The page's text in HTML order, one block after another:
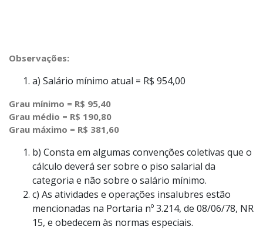
Observações:
a) Salário mínimo atual = R$ 954,00
Grau mínimo = R$ 95,40
Grau médio = R$ 190,80
Grau máximo = R$ 381,60
b) Consta em algumas convenções coletivas que o
cálculo deverá ser sobre o piso salarial da
categoria e não sobre o salário mínimo.
c) As atividades e operações insalubres estão
mencionadas na Portaria nº 3.214, de 08/06/78, NR
15, e obedecem às normas especiais.